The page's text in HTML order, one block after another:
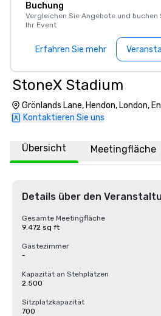
Buchung
Vergleichen Sie Angebote und
Ihr Event
Erfahren Sie mehr
StoneX Stadium
Grönlands Lane, Hendon, London,
Kontaktieren Sie uns
Übersicht Meetingfläche
Details über den
Gesamte Meetingfläche
9.472 sq ft
Gästezimmer
-
Kapazität an Stehplätzen
2.500
Sitzplatzkapazität
700